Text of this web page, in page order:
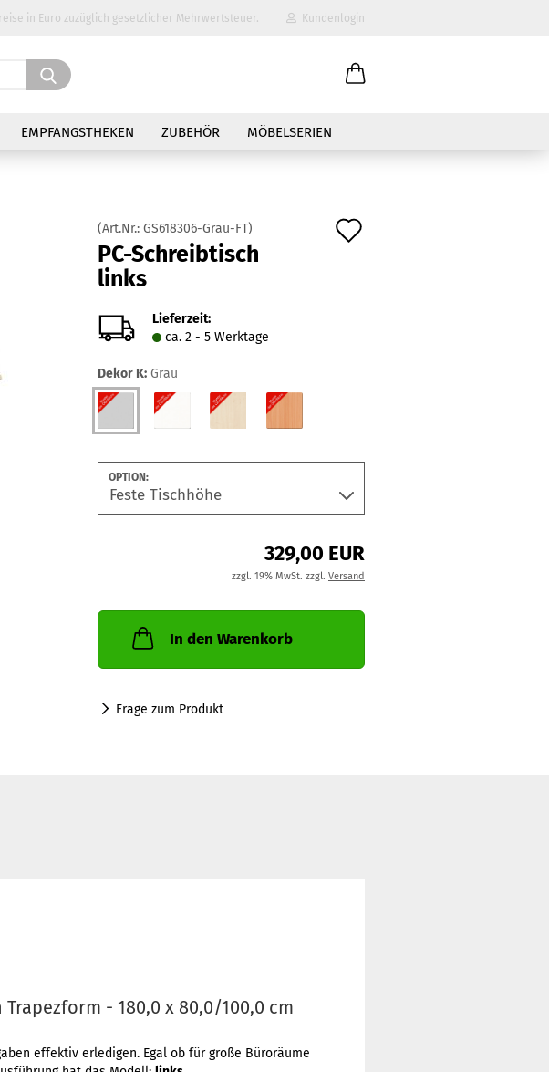
in Euro zuzüglich gesetzlicher Mehrwertsteuer. Kundenlogin
Konto erstellen
Suche...
EMPFANGSTHEKEN ZUBEHÖR MÖBELSERIEN
(Art.Nr.: GS618306-Grau-FT)
PC-Schreibtisch
links
Lieferzeit:
ca. 2 - 5 Werktage
Dekor K: Grau
OPTION:
329,00 EUR
zzgl. 19% MwSt. zzgl. Versand
In den Warenkorb
Frage zum Produkt
- 180,0 x 80,0/100,0 cm
effektiv erledigen. Egal ob für große Büroräume